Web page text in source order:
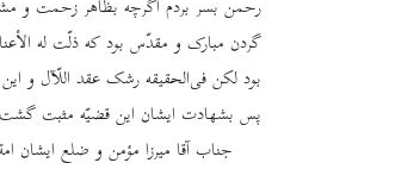
گردن مبارک و مقدّس بود که ذلّت له
بود لکن فی‌الحقیقه رشک عقد اللّآل و
پس بشهادت ایشان این قضیّه مثبت گشت و
جناب آقا میرزا مؤمن و ضلع ایشان